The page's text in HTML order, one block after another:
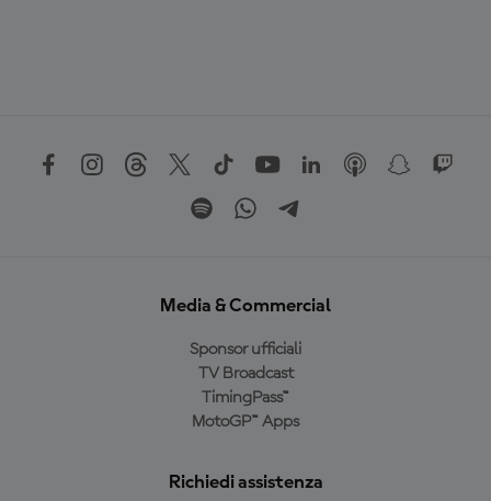
Media & Commercial
Sponsor ufficiali
TV Broadcast
TimingPass™
MotoGP™ Apps
Richiedi assistenza